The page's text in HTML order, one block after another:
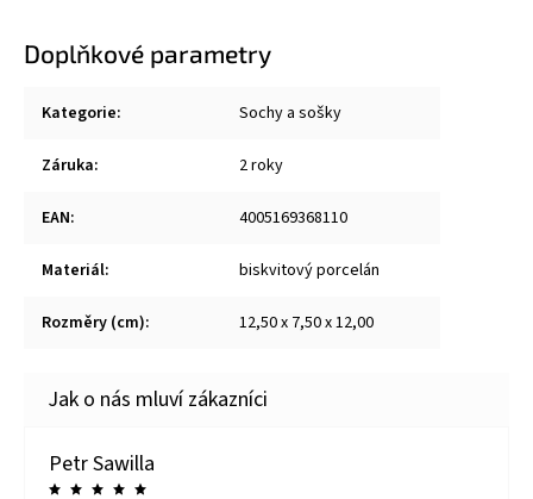
Doplňkové parametry
Kategorie: Sochy a sošky
Záruka: 2 roky
EAN: 4005169368110
Materiál: biskvitový porcelán
Rozměry (cm): 12,50 x 7,50 x 12,00
Petr Sawilla